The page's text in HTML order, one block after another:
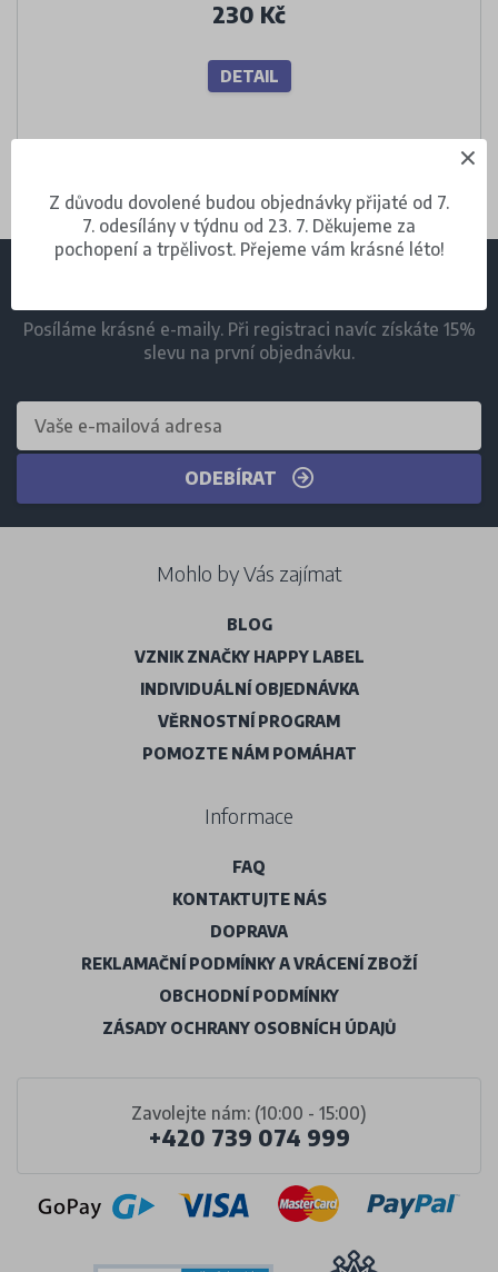
230 Kč
DETAIL
Posíláme krásné e-maily. Při registraci navíc získáte 15%
slevu na první objednávku.
ODEBÍRAT
Zavolejte nám: (10:00 - 15:00)
+420 739 074 999
Mohlo by Vás zajímat
BLOG
VZNIK ZNAČKY HAPPY LABEL
INDIVIDUÁLNÍ OBJEDNÁVKA
VĚRNOSTNÍ PROGRAM
POMOZTE NÁM POMÁHAT
Informace
FAQ
KONTAKTUJTE NÁS
DOPRAVA
REKLAMAČNÍ PODMÍNKY A VRÁCENÍ ZBOŽÍ
OBCHODNÍ PODMÍNKY
ZÁSADY OCHRANY OSOBNÍCH ÚDAJŮ
Z důvodu dovolené budou objednávky přijaté od 7.
7. odesílány v týdnu od 23. 7. Děkujeme za
pochopení a trpělivost. Přejeme vám krásné léto!